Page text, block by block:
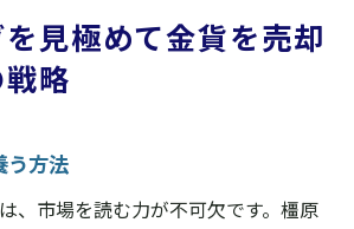
見極めて金貨を売却
略
う方法
、市場を読む力が不可欠です。橿原